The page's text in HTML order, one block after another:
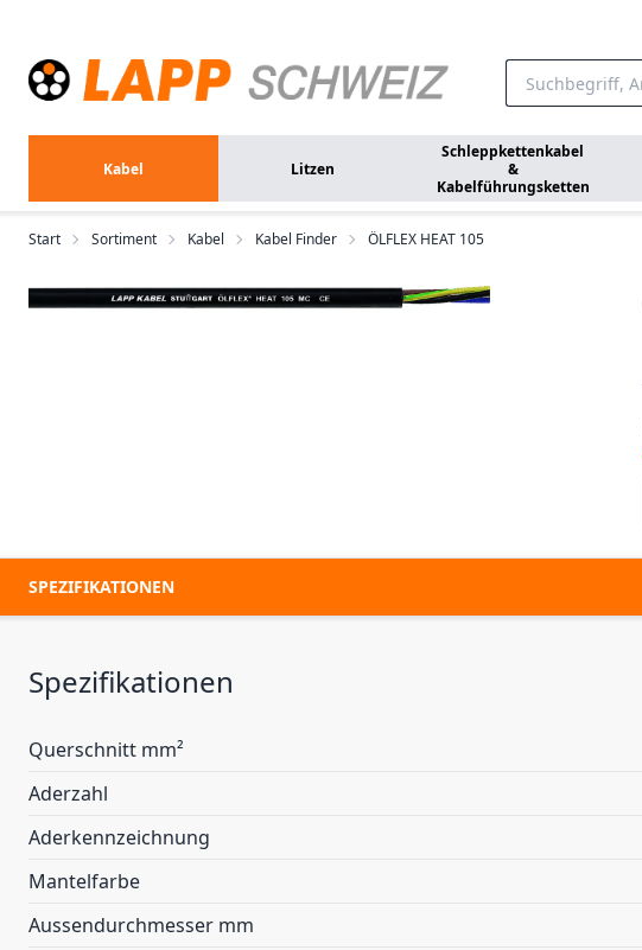
Kabel Litzen
Schleppkettenkabel
&
Kabelführungsketten
Start Sortiment Kabel Kabel Finder ÖLFLEX HEAT 105
SPEZIFIKATIONEN
Spezifikationen
Querschnitt mm²
Aderzahl
Aderkennzeichnung
Mantelfarbe
Aussendurchmesser mm